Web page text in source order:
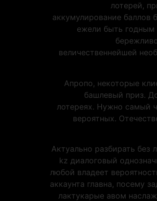
лотерей,
аккумулирование баллов
ежели быть годным
величественнейшей
Апропо, некоторые
башлевый приз.
лотереях. Нужно самый
вероятных.
Актуально разбирать
kz диалоговый
любой владеет
аккаунта главна, посему
лактукарые авом